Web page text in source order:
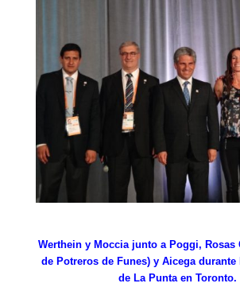
Werthein y Moccia junto a Poggi, Rosas
de Potreros de Funes) y Aicega
de La Punta en Toronto.